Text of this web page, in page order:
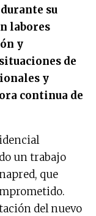
su
labores
y
de
y
continua de
un trabajo
que
del nuevo